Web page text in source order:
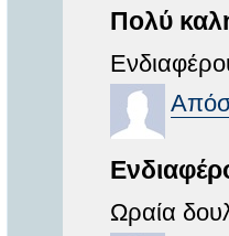
Πολύ
Ωραία